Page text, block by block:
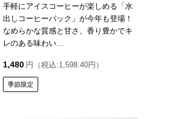
手軽にアイスコーヒーが楽しめる「水
出しコーヒーパック」が今年も登場！
なめらかな質感と甘さ、香り豊かでキ
レのある味わい...
1,480 円（税込:1,598.40円）
季節限定